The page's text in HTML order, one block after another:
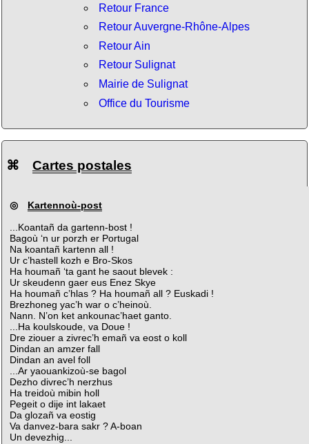
Retour France
Retour Auvergne-Rhône-Alpes
Retour Ain
Retour Sulignat
Mairie de Sulignat
Office du Tourisme
⌘ Cartes postales
◎ Kartennoù-post
...Koantañ da gartenn-bost !
Bagoù ‘n ur porzh er Portugal
Na koantañ kartenn all !
Ur c’hastell kozh e Bro-Skos
Ha houmañ ‘ta gant he saout blevek :
Ur skeudenn gaer eus Enez Skye
Ha houmañ c’hlas ? Ha houmañ all ? Euskadi !
Brezhoneg yac’h war o c’heinoù.
Nann. N’on ket ankounac’haet ganto.
...Ha koulskoude, va Doue !
Dre ziouer a zivrec’h emañ va eost o koll
Dindan an amzer fall
Dindan an avel foll
...Ar yaouankizoù-se bagol
Dezho divrec’h nerzhus
Ha treidoù mibin holl
Pegeit o dije int lakaet
Da glozañ va eostig
Va danvez-bara sakr ? A-boan
Un devezhig...